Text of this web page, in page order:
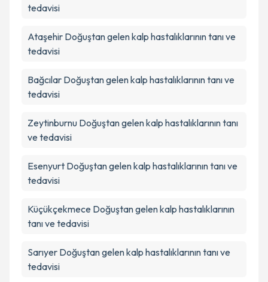
tedavisi
Ataşehir Doğuştan gelen kalp hastalıklarının tanı ve
tedavisi
Bağcılar Doğuştan gelen kalp hastalıklarının tanı ve
tedavisi
Zeytinburnu Doğuştan gelen kalp hastalıklarının tanı
ve tedavisi
Esenyurt Doğuştan gelen kalp hastalıklarının tanı ve
tedavisi
Küçükçekmece Doğuştan gelen kalp hastalıklarının
tanı ve tedavisi
Sarıyer Doğuştan gelen kalp hastalıklarının tanı ve
tedavisi